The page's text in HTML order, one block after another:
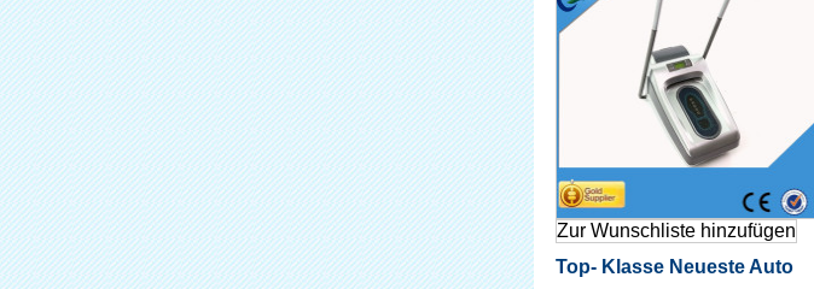
Für Zu Hause
Zur Wunschliste hinzufügen
Top- Klasse Neueste Auto